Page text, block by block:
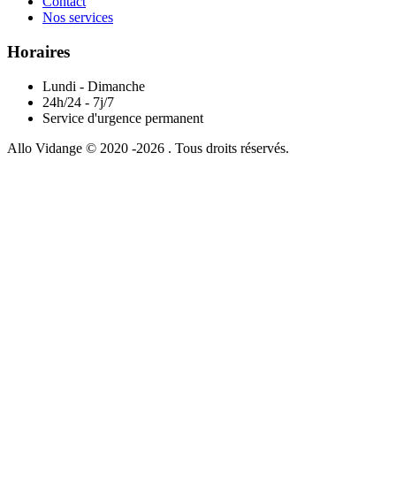
Nos services
Horaires
Lundi - Dimanche
24h/24 - 7j/7
Service d'urgence permanent
Allo Vidange © 2020 -2026 . Tous droits réservés.